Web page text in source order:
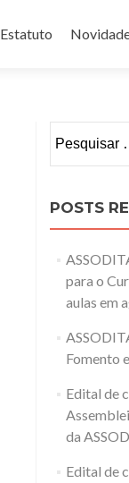
Estatuto
por:
POSTS
para o
aulas em
Fomento
Edital de
da
Edital de